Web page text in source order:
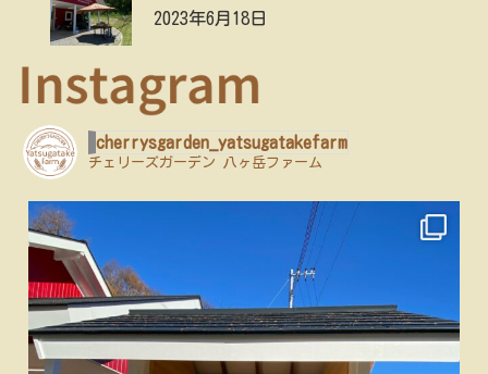
2023年6月18日
cherrysgarden_yatsugatakefarm
チェリーズガーデン 八ヶ岳ファーム